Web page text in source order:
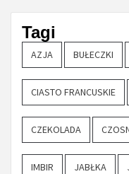
Tagi
AZJA BUŁECZKI
CIASTO FRANCUSKIE
CZEKOLADA
IMBIR JABŁKA